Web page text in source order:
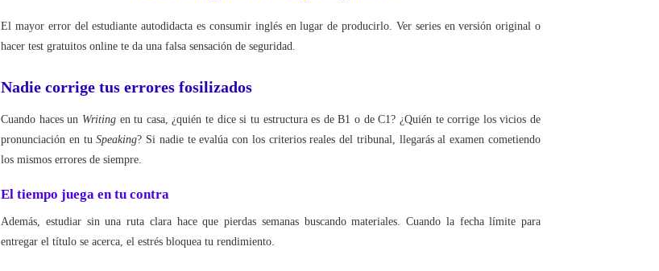
El mayor error del estudiante autodidacta es consumir inglés en lugar de producirlo. Ver series en versión original o
hacer test gratuitos online te da una falsa sensación de seguridad.
Nadie corrige tus errores fosilizados
Cuando haces un Writingen tu casa, ¿quién te dice si tu estructura es de B1 o de C1? ¿Quién te corrige los vicios de
pronunciación en tuSpeaking? Si nadie te evalúa con los criterios reales del tribunal, llegarás al examen cometiendo
los mismos errores de siempre.
El tiempo juega en tu contra
Además, estudiar sin una ruta clara hace que pierdas semanas buscando materiales. Cuando la fecha límite para
entregar el título se acerca, el estrés bloquea tu rendimiento.